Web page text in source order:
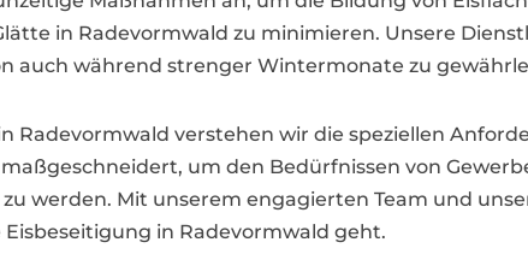
in Radevormwald zu minimieren. Unsere
auch während strenger Wintermonate zu
Radevormwald verstehen wir die speziellen
um den Bedürfnissen von
werden. Mit unserem engagierten Team und
in Radevormwald geht.